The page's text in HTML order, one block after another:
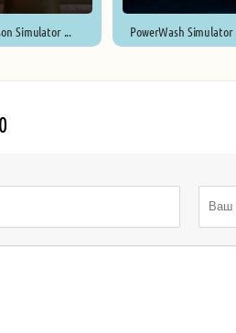
Simulator ... PowerWash Simulator ...